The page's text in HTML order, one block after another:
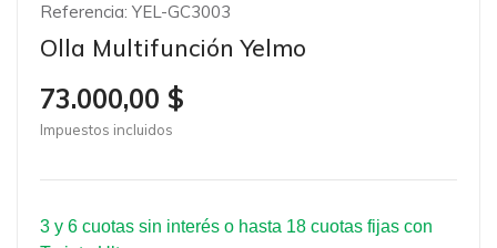
Referencia: YEL-GC3003
Olla Multifunción Yelmo
73.000,00 $
Impuestos incluidos
3 y 6 cuotas sin interés o hasta 18 cuotas fijas con